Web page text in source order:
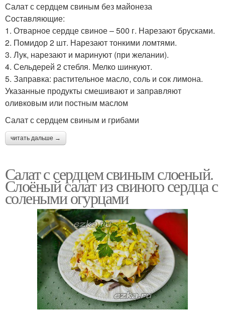
Салат с сердцем свиным без майонеза
Составляющие:
1. Отварное сердце свиное – 500 г. Нарезают брусками.
2. Помидор 2 шт. Нарезают тонкими ломтями.
3. Лук, нарезают и маринуют (при желании).
4. Сельдерей 2 стебля. Мелко шинкуют.
5. Заправка: растительное масло, соль и сок лимона.
Указанные продукты смешивают и заправляют
оливковым или постным маслом
Салат с сердцем свиным и грибами
читать дальше →
Салат с сердцем свиным слоеный.
Слоёный салат из свиного сердца с
солеными огурцами